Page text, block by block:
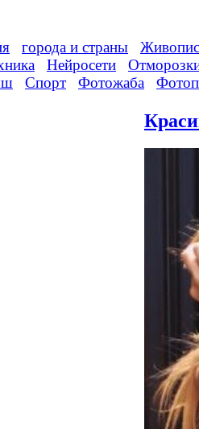
города и страны
Нейросети
Спорт Фотожаба